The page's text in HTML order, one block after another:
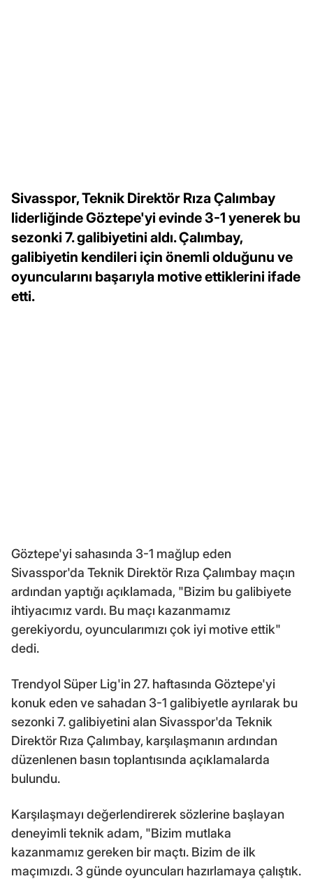
Sivasspor, Teknik Direktör Rıza Çalımbay
liderliğinde Göztepe'yi evinde 3-1 yenerek bu
sezonki 7. galibiyetini aldı. Çalımbay,
galibiyetin kendileri için önemli olduğunu ve
oyuncularını başarıyla motive ettiklerini ifade
etti.
Göztepe'yi sahasında 3-1 mağlup eden
Sivasspor'da Teknik Direktör Rıza Çalımbay maçın
ardından yaptığı açıklamada, "Bizim bu galibiyete
ihtiyacımız vardı. Bu maçı kazanmamız
gerekiyordu, oyuncularımızı çok iyi motive ettik"
dedi.
Trendyol Süper Lig'in 27. haftasında Göztepe'yi
konuk eden ve sahadan 3-1 galibiyetle ayrılarak bu
sezonki 7. galibiyetini alan Sivasspor'da Teknik
Direktör Rıza Çalımbay, karşılaşmanın ardından
düzenlenen basın toplantısında açıklamalarda
bulundu.
Karşılaşmayı değerlendirerek sözlerine başlayan
deneyimli teknik adam, "Bizim mutlaka
kazanmamız gereken bir maçtı. Bizim de ilk
maçımızdı. 3 günde oyuncuları hazırlamaya çalıştık.